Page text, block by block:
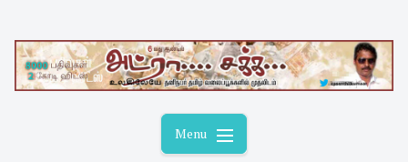
content
Menu